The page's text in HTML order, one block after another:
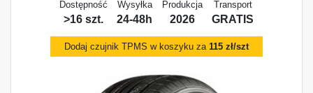
Dostępność
>16 szt.
Wysyłka
24-48h
Produkcja
2026
Transport
GRATIS
Dodaj czujnik TPMS w koszyku za 115 zł/szt